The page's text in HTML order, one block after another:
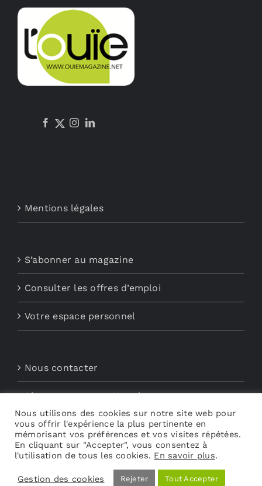
Mentions légales
S’abonner au magazine
Consulter les offres d’emploi
Votre espace personnel
Nous contacter
Abonnements aux Newsletters
Découvrez My Audio
Nous utilisons des cookies sur notre site web pour
vous offrir l'expérience la plus pertinente en
mémorisant vos préférences et vos visites répétées.
En cliquant sur "Accepter", vous consentez à
l'utilisation de tous les cookies. En savoir plus.
Gestion des cookies Rejeter Tout Accepter